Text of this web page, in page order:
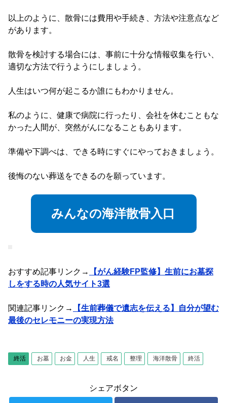
以上のように、散骨には費用や手続き、方法や注意点など
があります。
散骨を検討する場合には、事前に十分な情報収集を行い、
適切な方法で行うようにしましょう。
人生はいつ何が起こるか誰にもわかりません。
私のように、健康で病院に行ったり、会社を休むこともな
かった人間が、突然がんになることもあります。
準備や下調べは、できる時にすぐにやっておきましょう。
後悔のない葬送をできるのを願っています。
みんなの海洋散骨入口
おすすめ記事リンク→
【がん経験FP監修】生前にお墓探
しをする時の人気サイト3選
関連記事リンク→
【生前葬儀で遺志を伝える】自分が望む
最後のセレモニーの実現方法
終活 お墓 お金 人生 戒名 整理 海洋散骨 終活
シェアボタン